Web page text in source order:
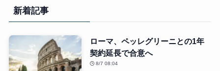
新着記事
ローマ、ペッレグリーニとの1年
契約延長で合意へ
8/7 08:04